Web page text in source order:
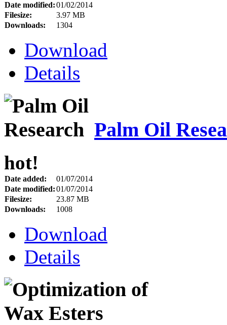
Date modified:01/02/2014
Filesize:
3.97 MB
Downloads:
1304
Download
Details
Palm Oil
hot!
Date added:
01/07/2014
Date modified:01/07/2014
Filesize:
23.87 MB
Downloads:
1008
Download
Details